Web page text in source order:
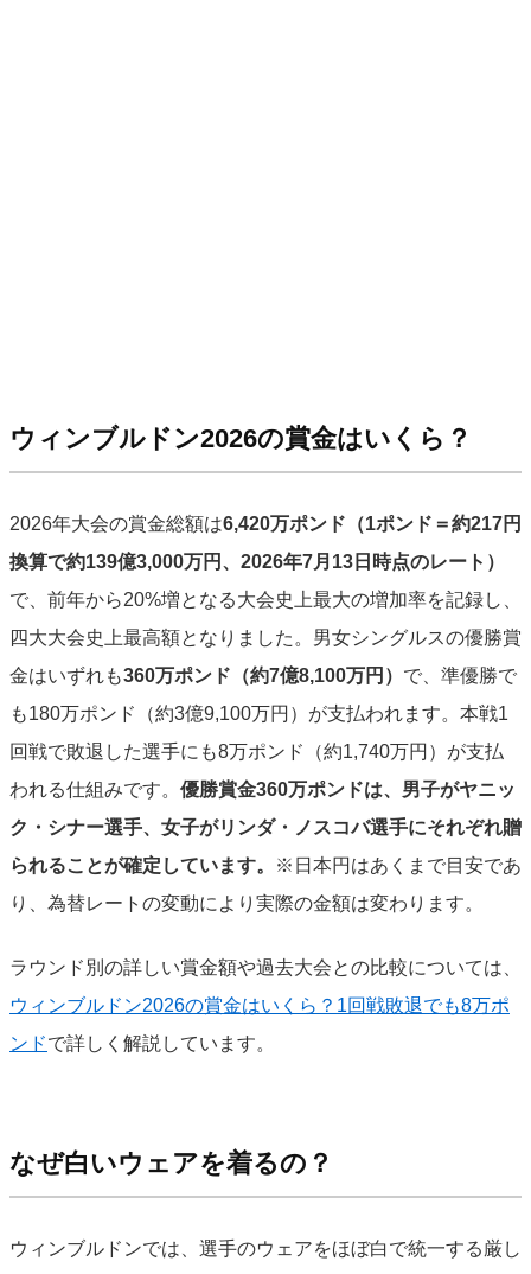
ウィンブルドン2026の賞金はいくら？
2026年大会の賞金総額は6,420万ポンド（1ポンド＝約217円
換算で約139億3,000万円、2026年7月13日時点のレート）
で、前年から20%増となる大会史上最大の増加率を記録し、
四大大会史上最高額となりました。男女シングルスの優勝賞
金はいずれも360万ポンド（約7億8,100万円） で、準優勝で
も180万ポンド（約3億9,100万円）が支払われます。本戦1
回戦で敗退した選手にも8万ポンド（約1,740万円）が支払
われる仕組みです。 優勝賞金360万ポンドは、男子がヤニッ
ク・シナー選手、女子がリンダ・ノスコバ選手にそれぞれ贈
られることが確定しています。
※日本円はあくまで目安であ
り、為替レートの変動により実際の金額は変わります。
ラウンド別の詳しい賞金額や過去大会との比較については、
ウィンブルドン2026の賞金はいくら？1回戦敗退でも8万ポ
ンドで詳しく解説しています。
なぜ白いウェアを着るの？
ウィンブルドンでは、選手のウェアをほぼ白で統一する厳し